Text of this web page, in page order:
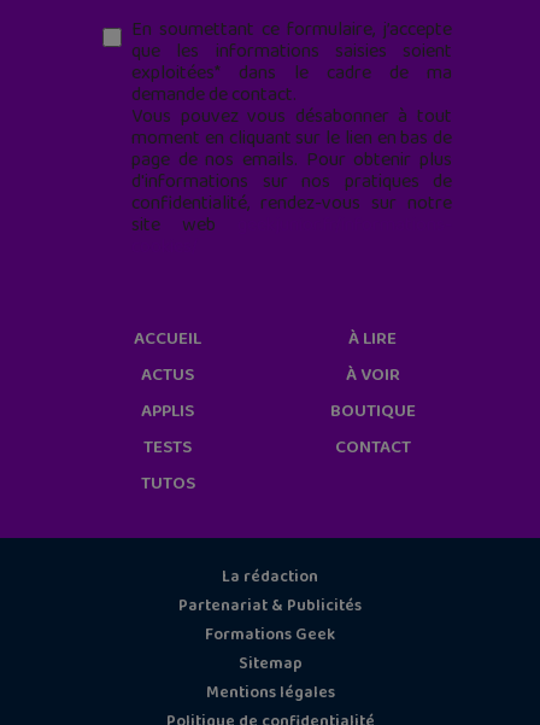
En soumettant ce formulaire, j’accepte
que les informations saisies soient
exploitées* dans le cadre de ma
demande de contact.
Vous pouvez vous désabonner à tout
moment en cliquant sur le lien en bas de
page de nos emails. Pour obtenir plus
d'informations sur nos pratiques de
confidentialité, rendez-vous sur notre
site web
ACCUEIL
ACTUS
APPLIS
TESTS
TUTOS
À LIRE
À VOIR
BOUTIQUE
CONTACT
La rédaction
Partenariat & Publicités
Formations Geek
Sitemap
Mentions légales